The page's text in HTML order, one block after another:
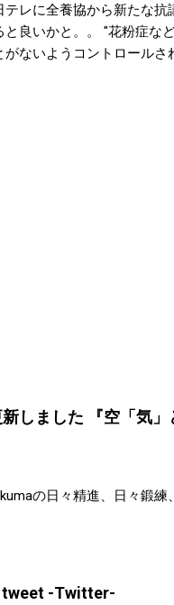
レに全養協から新たな抗
と良いかと。。 "花粉症な
がないようコントロールさ
せん。切れちゃったみた
しました 『空「気」
の日々精進、日々鍛
tweet -Twitter-